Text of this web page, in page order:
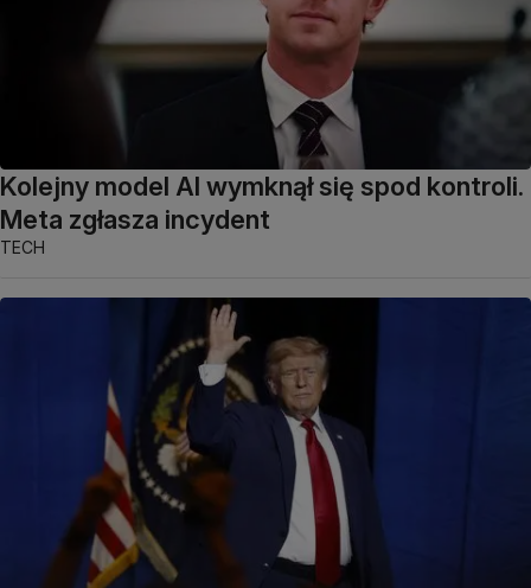
Kolejny model AI wymknął się spod kontroli.
Meta zgłasza incydent
TECH